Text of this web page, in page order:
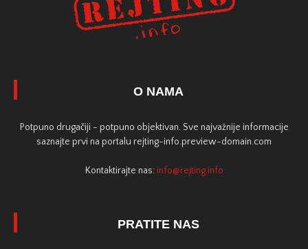
O NAMA
Potpuno drugačiji - potpuno objektivan. Sve najvažnije informacije
saznajte prvi na portalu rejting-info.preview-domain.com
Kontaktirajte nas: info@rejting.info
PRATITE NAS